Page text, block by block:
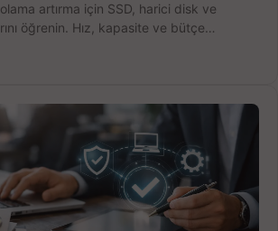
artırma için SSD, harici disk ve
öğrenin. Hız, kapasite ve bütçe